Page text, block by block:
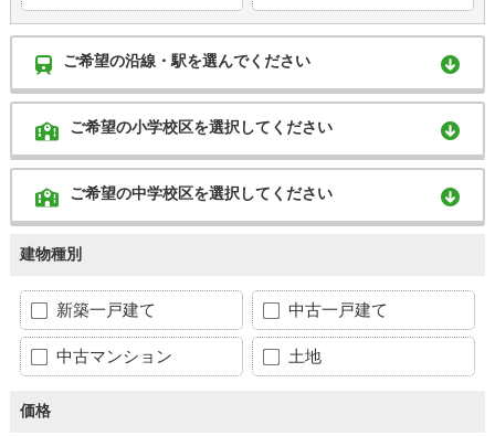
ご希望の沿線・駅を選んでください
ご希望の小学校区を選択してください
ご希望の中学校区を選択してください
建物種別
新築一戸建て 中古一戸建て
中古マンション 土地
価格